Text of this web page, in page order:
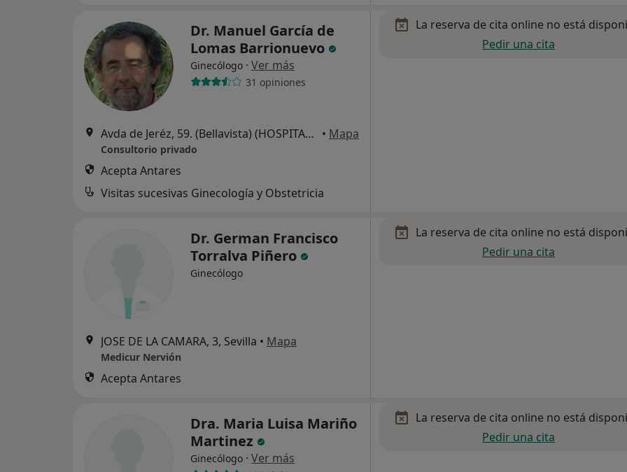
Dr. Manuel García de
Lomas Barrionuevo
Ginecólogo · Ver más
31 opiniones
Avda de Jeréz, 59. (Bellavista) (HOSPITAL VIAMED "SANTA ANGELA DE LA CRUZ"), Sevilla • Mapa
Consultorio privado
Acepta Antares
Visitas sucesivas Ginecología y Obstetricia
La reserva de cita online no está
Pedir una cita
Dr. German Francisco
Torralva Piñero
Ginecólogo
JOSE DE LA CAMARA, 3, Sevilla • Mapa
Medicur Nervión
Acepta Antares
La reserva de cita online no está
Pedir una cita
Dra. Maria Luisa Mariño
Martinez
Ginecólogo · Ver más
La reserva de cita online no está
Pedir una cita